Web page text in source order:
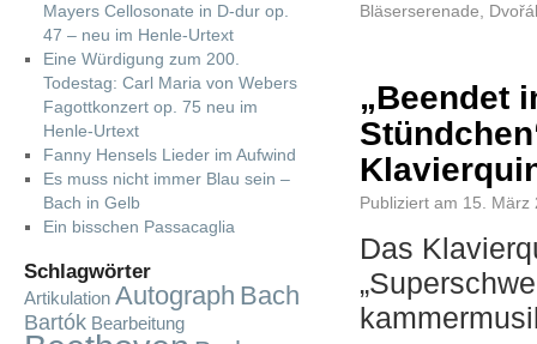
Bläserserenade
„Beendet
Publiziert am 15. März
Das
Mayers Cellosonate in D-dur op.
47 – neu im Henle-Urtext
Eine Würdigung zum 200.
Todestag: Carl Maria von Webers
Fagottkonzert op. 75 neu im
Henle-Urtext
Fanny Hensels Lieder im Aufwind
Es muss nicht immer Blau sein –
Bach in Gelb
Ein bisschen Passacaglia
Schlagwörter
Artikulation Autograph Bach
Bartók Bearbeitung